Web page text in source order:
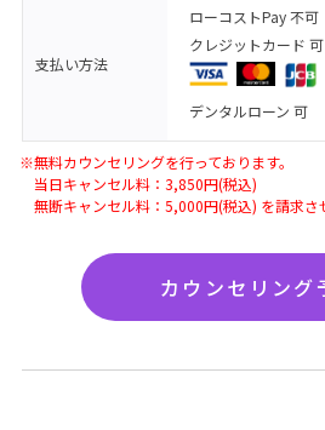
支払い方法
ローコストPay 不可
クレジットカード 可
デンタルローン 可
※無料カウンセリングを行っております。
当日キャンセル料：3,850円(税込)
無断キャンセル料：5,000円(税込) を請求さ
カウンセリング